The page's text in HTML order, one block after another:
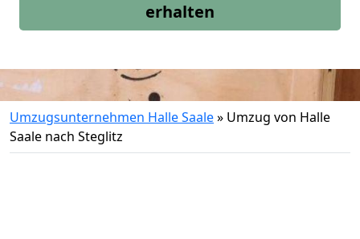
erhalten
Umzugsunternehmen Halle Saale» Umzug von Halle
Saale nach Steglitz